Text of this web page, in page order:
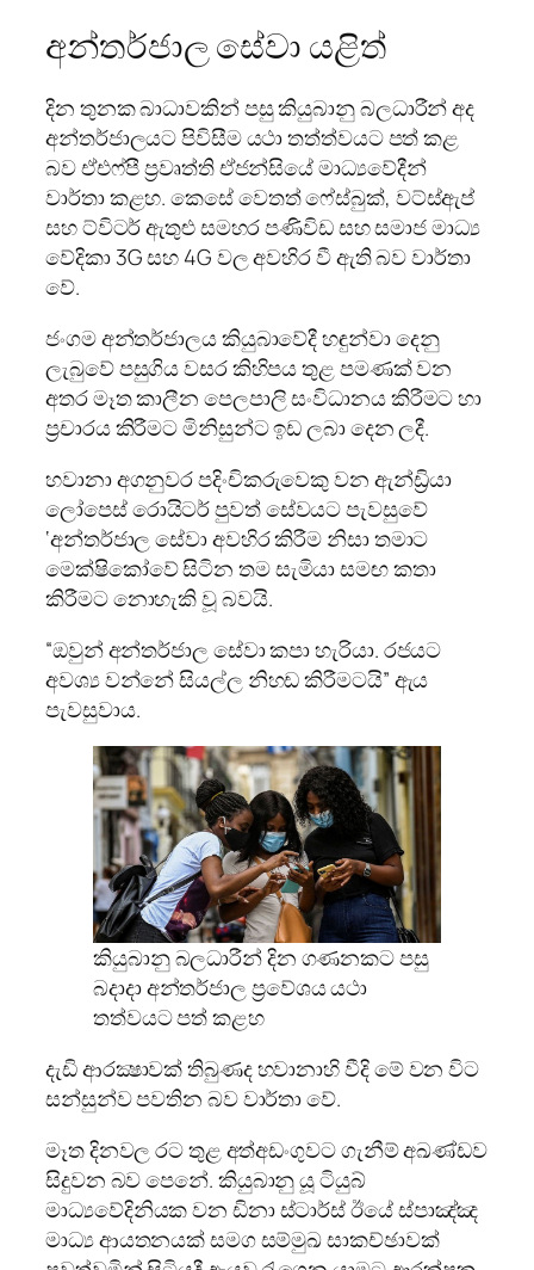
අන්තර්ජාල සේවා යළිත්
දින තුනක බාධාවකින් පසු කියුබානු බලධාරීන් අද
අන්තර්ජාලයට පිවිසීම යථා තත්ත්වයට පත් කළ
බව ඒඑෆ්පී ප්‍රවෘත්ති ඒජන්සියේ මාධ්‍යවේදීන්
වාර්තා කළහ. කෙසේ වෙතත් ෆේස්බුක්, වට්ස්ඇප්
සහ ට්විටර් ඇතුළු සමහර පණිවිඩ සහ සමාජ මාධ්‍ය
වේදිකා 3G සහ 4G වල අවහිර වී ඇති බව වාර්තා
වේ.
ජංගම අන්තර්ජාලය කියුබාවේදී හඳුන්වා දෙනු
ලැබුවේ පසුගිය වසර කිහිපය තුළ පමණක් වන
අතර මෑත කාලීන පෙලපාලි සංවිධානය කිරීමට හා
ප්‍රචාරය කිරීමට මිනිසුන්ට ඉඩ ලබා දෙන ලදී.
හවානා අගනුවර පදිංචිකරුවෙකු වන ඇන්ඩ්‍රියා
ලෝපෙස් රොයිටර් පුවත් සේවයට පැවසුවේ
‘අන්තර්ජාල සේවා අවහිර කිරීම නිසා තමාට
මෙක්ෂිකෝවේ සිටින තම සැමියා සමඟ කතා
කිරීමට නොහැකි වූ බවයි.
“ඔවුන් අන්තර්ජාල සේවා කපා හැරියා. රජයට
අවශ්‍ය වන්නේ සියල්ල නිහඩ කිරීමටයි” ඇය
පැවසුවාය.
කියුබානු බලධාරීන් දින ගණනකට පසු
බදාදා අන්තර්ජාල ප්‍රවේශය යථා
තත්වයට පත් කළහ
දැඩි ආරක්‍ෂාවක් තිබුණද හවානාහි වීදි මේ වන විට
සන්සුන්ව පවතින බව වාර්තා වේ.
මෑත දිනවල රට තුළ අත්අඩංගුවට ගැනීම් අඛණ්ඩව
සිදුවන බව පෙනේ. කියුබානු යූ ටියුබ්
මාධ්‍යවේදිනියක වන ඩිනා ස්ටාර්ස් ඊයේ ස්පාඤ්ඤ
මාධ්‍ය ආයතනයක් සමග සම්මුඛ සාකච්ඡාවක්